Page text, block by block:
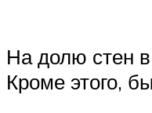
На долю стен
Кроме этого,